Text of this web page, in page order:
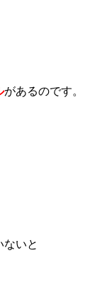
があるのです。
ないと